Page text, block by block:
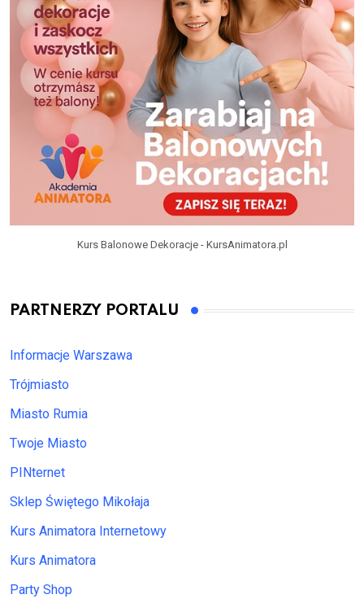
Kurs Balonowe Dekoracje - KursAnimatora.pl
PARTNERZY PORTALU
Informacje Warszawa
Trójmiasto
Miasto Rumia
Twoje Miasto
PINternet
Sklep Świętego Mikołaja
Kurs Animatora Internetowy
Kurs Animatora
Party Shop